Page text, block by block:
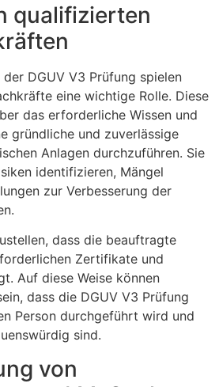
qualifizierten
DGUV V3 Prüfung spielen
eine wichtige Rolle. Diese
das erforderliche Wissen und
gründliche und zuverlässige
Anlagen durchzuführen. Sie
identifizieren, Mängel
zur Verbesserung der
dass die beauftragte
Zertifikate und
Auf diese Weise können
dass die DGUV V3 Prüfung
Person durchgeführt wird und
sind.
von